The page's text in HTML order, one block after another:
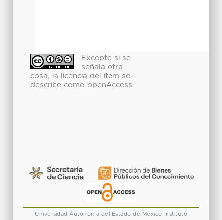
Excepto si se
señala otra
cosa, la licencia del ítem se
describe como openAccess
Universidad Autónoma del Estado de México
Instituto